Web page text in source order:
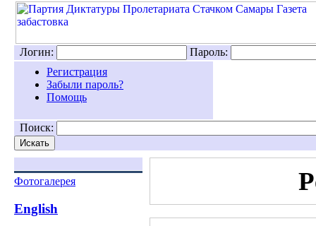
Логин:
Пароль:
Регистрация
Забыли пароль?
Помощь
Поиск:
Фотогалерея
English